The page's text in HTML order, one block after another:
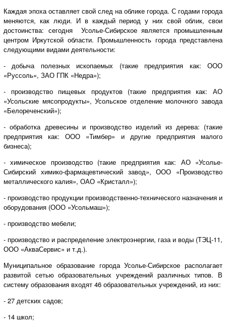
Каждая эпоха оставляет свой след на облике города. С годами города
меняются, как люди. И в каждый период у них свой облик, свои
достоинства: сегодня Усолье-Сибирское является промышленным
центром Иркутской области. Промышленность города представлена
следующими видами деятельности:
- добыча полезных ископаемых (такие предприятия как: ООО
«Руссоль», ЗАО ГПК «Недра»);
- производство пищевых продуктов (такие предприятия как: АО
«Усольские мясопродукты», Усольское отделение молочного завода
«Белореченский»);
-обработка древесины и производство изделий из дерева: (такие
предприятия как: ООО «Тимбер» и другие предприятия малого
бизнеса);
-химическое производство (такие предприятия как: АО «Усолье-
Сибирский химико-фармацевтический завод», ООО «Производство
металлического калия», ОАО «Кристалл»);
- производство продукции производственно-технического назначения и
оборудования (ООО «Усольмаш»);
- производство мебели;
- производство и распределение электроэнергии, газа и воды (ТЭЦ-11,
ООО «АкваСервис» и т.д.).
Муниципальное образование города Усолье-Сибирское располагает
развитой сетью образовательных учреждений различных типов. В
систему образования входят 46 образовательных учреждений, из них:
- 27 детских садов;
- 14 школ;